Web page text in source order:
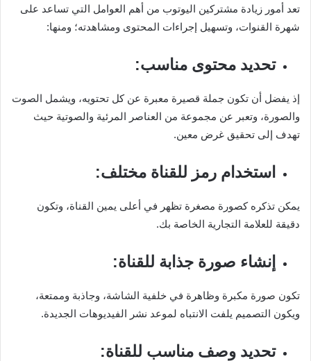
تعد أمور زيادة مشتركين اليوتوب من أهم العوامل التي تساعد على
شهرة القنوات، وتسهيل إجراءات المحتوى ومشاهدته؛ ومنها:
تحديد محتوى مناسب:
إذ يفضل أن تكون جملة قصيرة معبرة عن كل تحتويه، ويشمل الصوت
والصورة، وتعبر عن مجموعة من العناصر المرئية والصوتية حيث
تهدف إلى تحقيق غرض معين.
استخدام رمز للقناة مختلف:
يمكن تذكره كصورة مصغرة تظهر في أعلى يمين القناة، وتكون
دقيقة للعلامة التجارية الخاصة بك.
إنشاء صورة جذابة للقناة:
تكون صورة مكبرة وظاهرة في خلفية الشاشة، وجاذبة وممتعة،
ويكون التصميم يلفت الانتباه لموعد نشر الفيديوهات الجديدة.
تحديد وصف مناسب للقناة: